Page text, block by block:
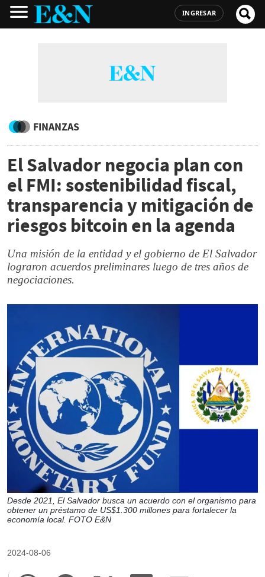
INGRESAR
FINANZAS
El Salvador negocia plan con
el FMI: sostenibilidad fiscal,
transparencia y mitigación de
riesgos bitcoin en la agenda
Una misión de la entidad y el gobierno de El Salvador
lograron acuerdos preliminares luego de tres años de
negociaciones.
Desde 2021, El Salvador busca un acuerdo con el organismo para
obtener un préstamo de US$1.300 millones para fortalecer la
economía local. FOTO E&N
2024-08-06